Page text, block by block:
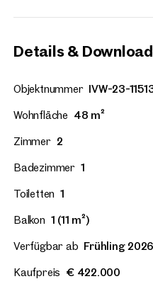
Details &
Objektnummer IVW-23-
Wohnfläche 48 m²
Zimmer 2
Badezimmer 1
Toiletten 1
Balkon 1 (11 m²)
Verfügbar ab Frühling 2026
Kaufpreis € 422.000